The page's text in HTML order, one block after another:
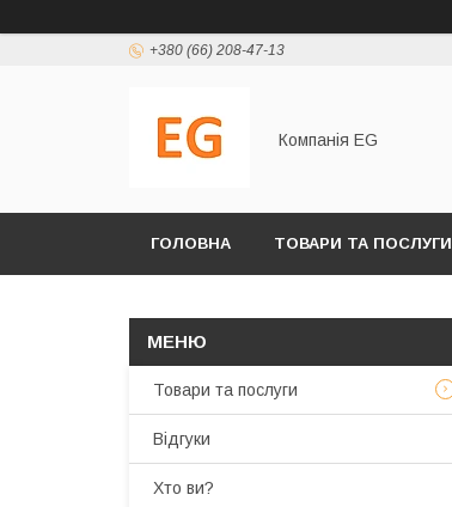
+380 (66) 208-47-13
Компанія EG
ГОЛОВНА ТОВАРИ ТА ПОСЛУГИ
Товари та послуги
Відгуки
Хто ви?